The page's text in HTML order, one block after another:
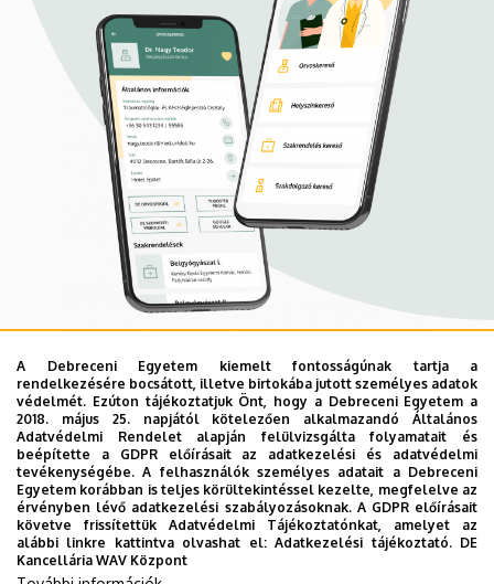
Mobil App
UD Mediversity app
Az UD Mediversity mobilalkalmazás a Debreceni Egyetem
előremutató fejlesztése, melynek célja, hogy a betegek
és a hozzátartozók egyszerűen, gyorsan
eligazodhassanak a Klinikai Központ szolgáltatásai
között, mert az Ön egészsége a mi prioritásunk. A
A Debreceni Egyetem kiemelt fontosságúnak tartja a
rendelkezésére bocsátott, illetve birtokába jutott személyes adatok
védelmét. Ezúton tájékoztatjuk Önt, hogy a Debreceni Egyetem a
2018. május 25. napjától kötelezően alkalmazandó Általános
Adatvédelmi Rendelet alapján felülvizsgálta folyamatait és
beépítette a GDPR előírásait az adatkezelési és adatvédelmi
tevékenységébe. A felhasználók személyes adatait a Debreceni
Egyetem korábban is teljes körültekintéssel kezelte, megfelelve az
érvényben lévő adatkezelési szabályozásoknak. A GDPR előírásait
követve frissítettük Adatvédelmi Tájékoztatónkat, amelyet az
alábbi linkre kattintva olvashat el:Adatkezelési tájékoztató. DE
Kancellária WAV Központ